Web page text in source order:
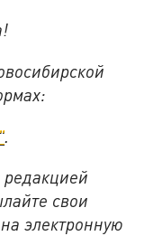
.
редакцией
свои
электронную